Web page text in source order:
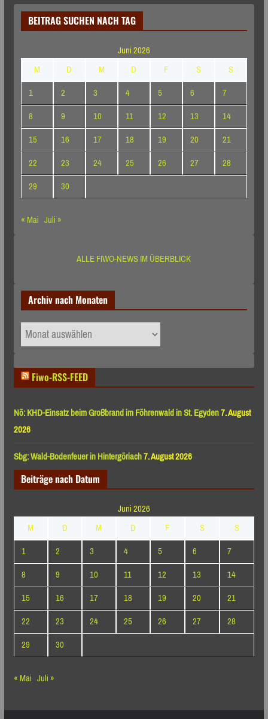
BEITRAG SUCHEN NACH TAG
Juni 2026
M
D M D F S
S
1
2 3 4 5 6
7
8
9 10 11 12 13
14
15
16 17 18 19 20
21
22
23 24 25 26 27
28
29
30
« Mai Juli »
ALLE FIWO-NEWS IM ÜBERBLICK
Archiv nach Monaten
Archiv
nach
Fiwo-RSS-FEED
Nö: KHD-Einsatz beim Großbrand im Föhrenwald in St. Egyden7. August
2026
Sbg: Wald-Bodenfeuer in Hintergöriach7. August 2026
Beiträge nach Datum
Juni 2026
M
D M D F S
S
1
2 3 4 5 6
7
8
9 10 11 12 13
14
15
16 17 18 19 20
21
22
23 24 25 26 27
28
29
30
« Mai Juli »